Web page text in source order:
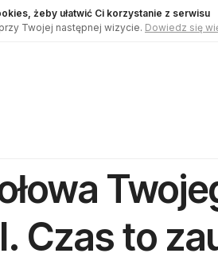
żeby ułatwić Ci korzystanie z serwisu
Twojej następnej wizycie. Dowiedz się
Czas to